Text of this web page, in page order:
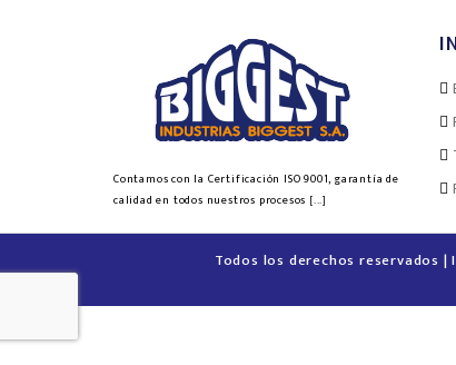
Contamos con la Certificación ISO 9001, garantía de
calidad en todos nuestros procesos [...]
Todos los derechos reservados